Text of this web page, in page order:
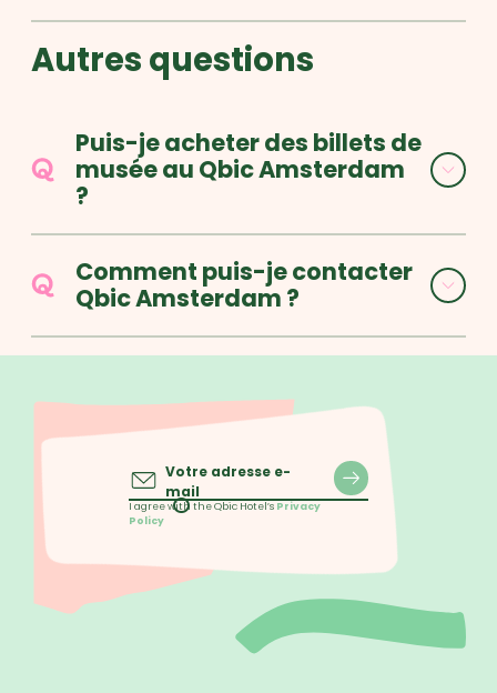
Autres questions
Puis-je acheter des billets de
musée au Qbic Amsterdam
?
Comment puis-je contacter
Qbic Amsterdam ?
Votre adresse e-
mail
I agree with the Qbic Hotel’s Privacy
Policy